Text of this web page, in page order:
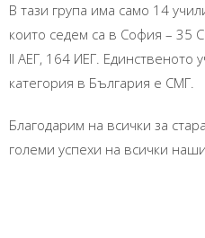
В тази група има само 14
които седем са в София – 35
II АЕГ, 164 ИЕГ. Единственото
категория в България е СМГ.
Благодарим на всички за
големи успехи на всички